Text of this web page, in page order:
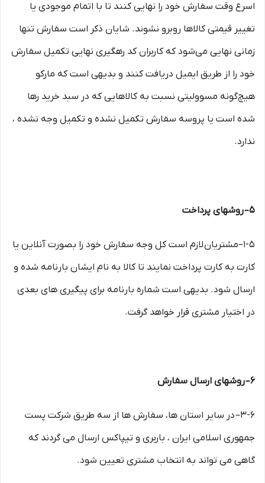
اسرع وقت سفارش خود را نهایی کنند تا با اتمام موجودی یا
تغییر قیمتی کالاها روبرو نشوند. شایان ذکر است سفارش تنها
زمانی نهایی می‌شود که کاربران کد رهگیری نهایی تکمیل سفارش
خود را از طریق ایمیل دریافت کنند و بدیهی است که مارکو
هیچ‌گونه مسوولیتی نسبت به کالاهایی که در سبد خرید رها
شده است یا پروسه سفارش تکمیل نشده و تکمیل وجه نشده ،
ندارد.
۵– روشهای پرداخت
۱-۵–مشتریان لازم است کل وجه سفارش خود را بصورت آنلاین یا
کارت به کارت پرداخت نمایند تا کالا به نام ایشان بارنامه شده و
ارسال شود. بدیهی است شماره بارنامه برای پیگیری های بعدی
در اختیار مشتری قرار خواهد گرفت.
۶– روشهای ارسال سفارش
۳-۶– در سایر استان ها، سفارش ها از سه طریق شرکت پست
جمهوری اسلامی ایران ، باربری و تیپاکس ارسال می گردند که
گاهی می تواند به انتخاب مشتری تعیین شود.